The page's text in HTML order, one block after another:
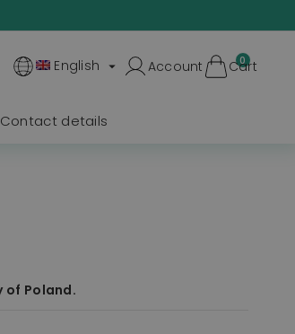
English  Account 0
Cart
Contact details
of Poland.